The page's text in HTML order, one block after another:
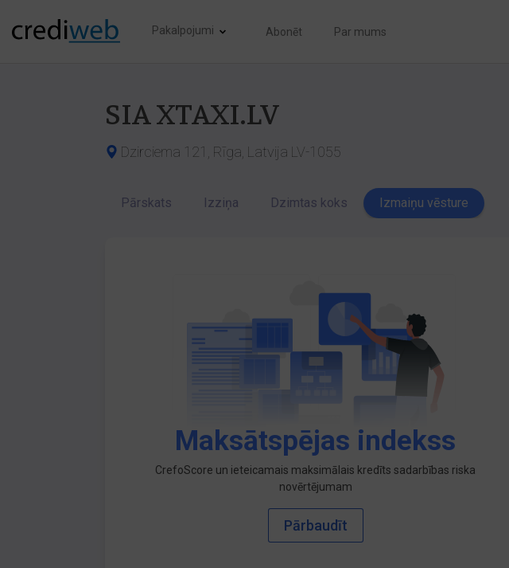
Pakalpojumi Abonēt Par mums
SIA XTAXI.LV
Dzirciema 121, Rīga, Latvija LV-1055
Pārskats Izziņa Dzimtas koks Izmaiņu vēsture
Maksātspējas indekss
CrefoScore un ieteicamais maksimālais kredīts sadarbības riska
novērtējumam
Pārbaudīt